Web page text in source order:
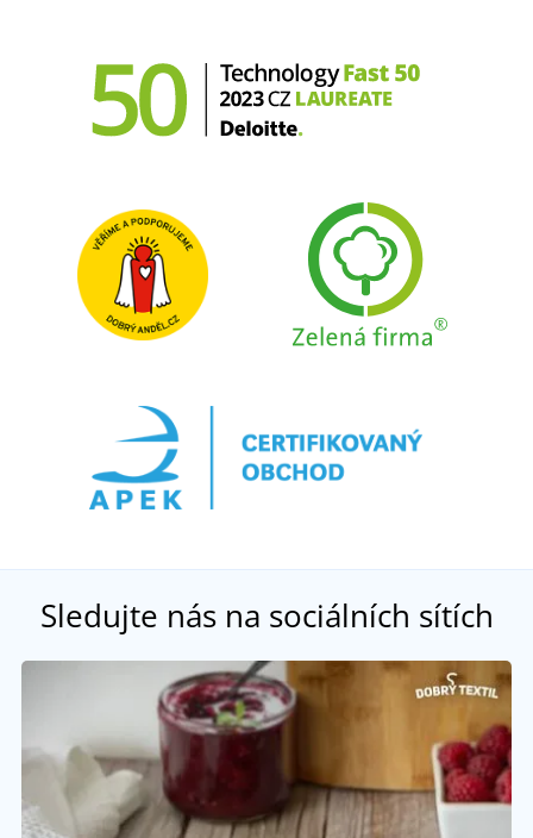
Sledujte nás na sociálních sítích